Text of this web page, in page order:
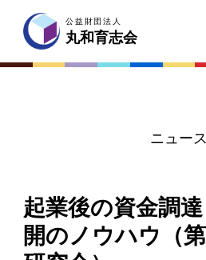
公益財団法人
丸和育志会
丸和育志会とは
理事長あいさつ
公益財団法人
丸和育志会
ニュース
起業後の資金調
開のノウハウ（